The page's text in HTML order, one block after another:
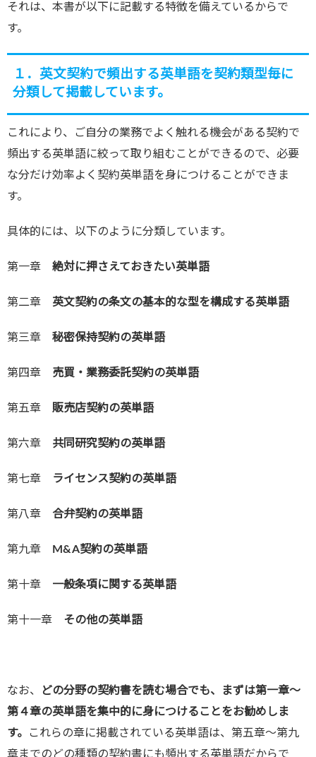
それは、本書が以下に記載する特徴を備えているからで
す。
１．英文契約で頻出する英単語を契約類型毎に
分類して掲載しています。
これにより、ご自分の業務でよく触れる機会がある契約で
頻出する英単語に絞って取り組むことができるので、必要
な分だけ効率よく契約英単語を身につけることができま
す。
具体的には、以下のように分類しています。
第一章 絶対に押さえておきたい英単語
第二章 英文契約の条文の基本的な型を構成する英単語
第三章 秘密保持契約の英単語
第四章 売買・業務委託契約の英単語
第五章 販売店契約の英単語
第六章 共同研究契約の英単語
第七章 ライセンス契約の英単語
第八章 合弁契約の英単語
第九章 M&A契約の英単語
第十章 一般条項に関する英単語
第十一章 その他の英単語
なお、
どの分野の契約書を読む場合でも、まずは第一章～
第４章の英単語を集中的に身につけることをお勧めしま
す。
これらの章に掲載されている英単語は、第五章～第九
章までのどの種類の契約書にも頻出する英単語だからで